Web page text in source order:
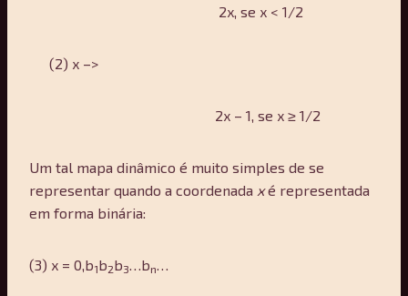
2x, se x < 1/2
(2) x –>
2x – 1, se x ≥ 1/2
Um tal mapa dinâmico é muito simples de se
representar quando a coordenada xé representada
em forma binária:
(3) x = 0,b1b2b3 …bn